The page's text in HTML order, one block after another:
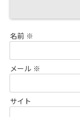
名前 ※
メール ※
サイト